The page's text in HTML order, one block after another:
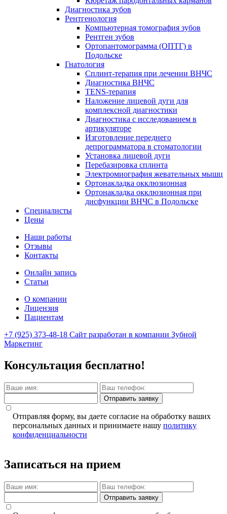
Диагностика зубов
Рентгенология
Компьютерная томография зубов
Рентген зубов
Ортопантомограмма (ОПТГ) в
Подольске
Гнатология
Сплинт-терапия при лечении ВНЧС
Диагностика ВНЧС
TENS-терапия
Наложение лицевой дуги для
комплексной диагностики
Диагностика с исследованием в
артикуляторе
Изготовление переднего
депрограмматора в стоматологии
Установка лицевой дуги
Перебазировка сплинта
Электромиография жевательных мышц
Ортонакладка окклюзионная
Ортонакладка окклюзионная при
дисфункции ВНЧС в Подольске
Специалисты
Цены
Наши работы
Отзывы
Контакты
Онлайн запись
Статьи
О компании
Лицензия
Пациентам
+7 (925) 373-48-18 Сайт разработан в компании Зубной
Маркетинг
Консультация бесплатно!
Отправить заявку
Отправляя форму, вы даете согласие на обработку ваших
персональных данных и принимаете нашу политику
конфиденциальности
Записаться на прием
Отправить заявку